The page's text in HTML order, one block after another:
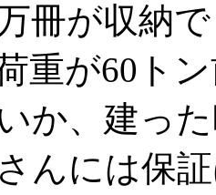
冊が収納
重が60ト
か、建っ
んには保